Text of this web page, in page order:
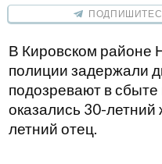
ПОДПИШИТЕСЬ
В Кировском районе
полиции задержали
подозревают в
оказались 30-летний
летний отец.